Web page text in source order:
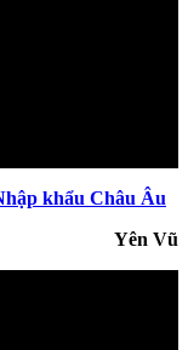
khẩu Châu Âu
Yên Vũ